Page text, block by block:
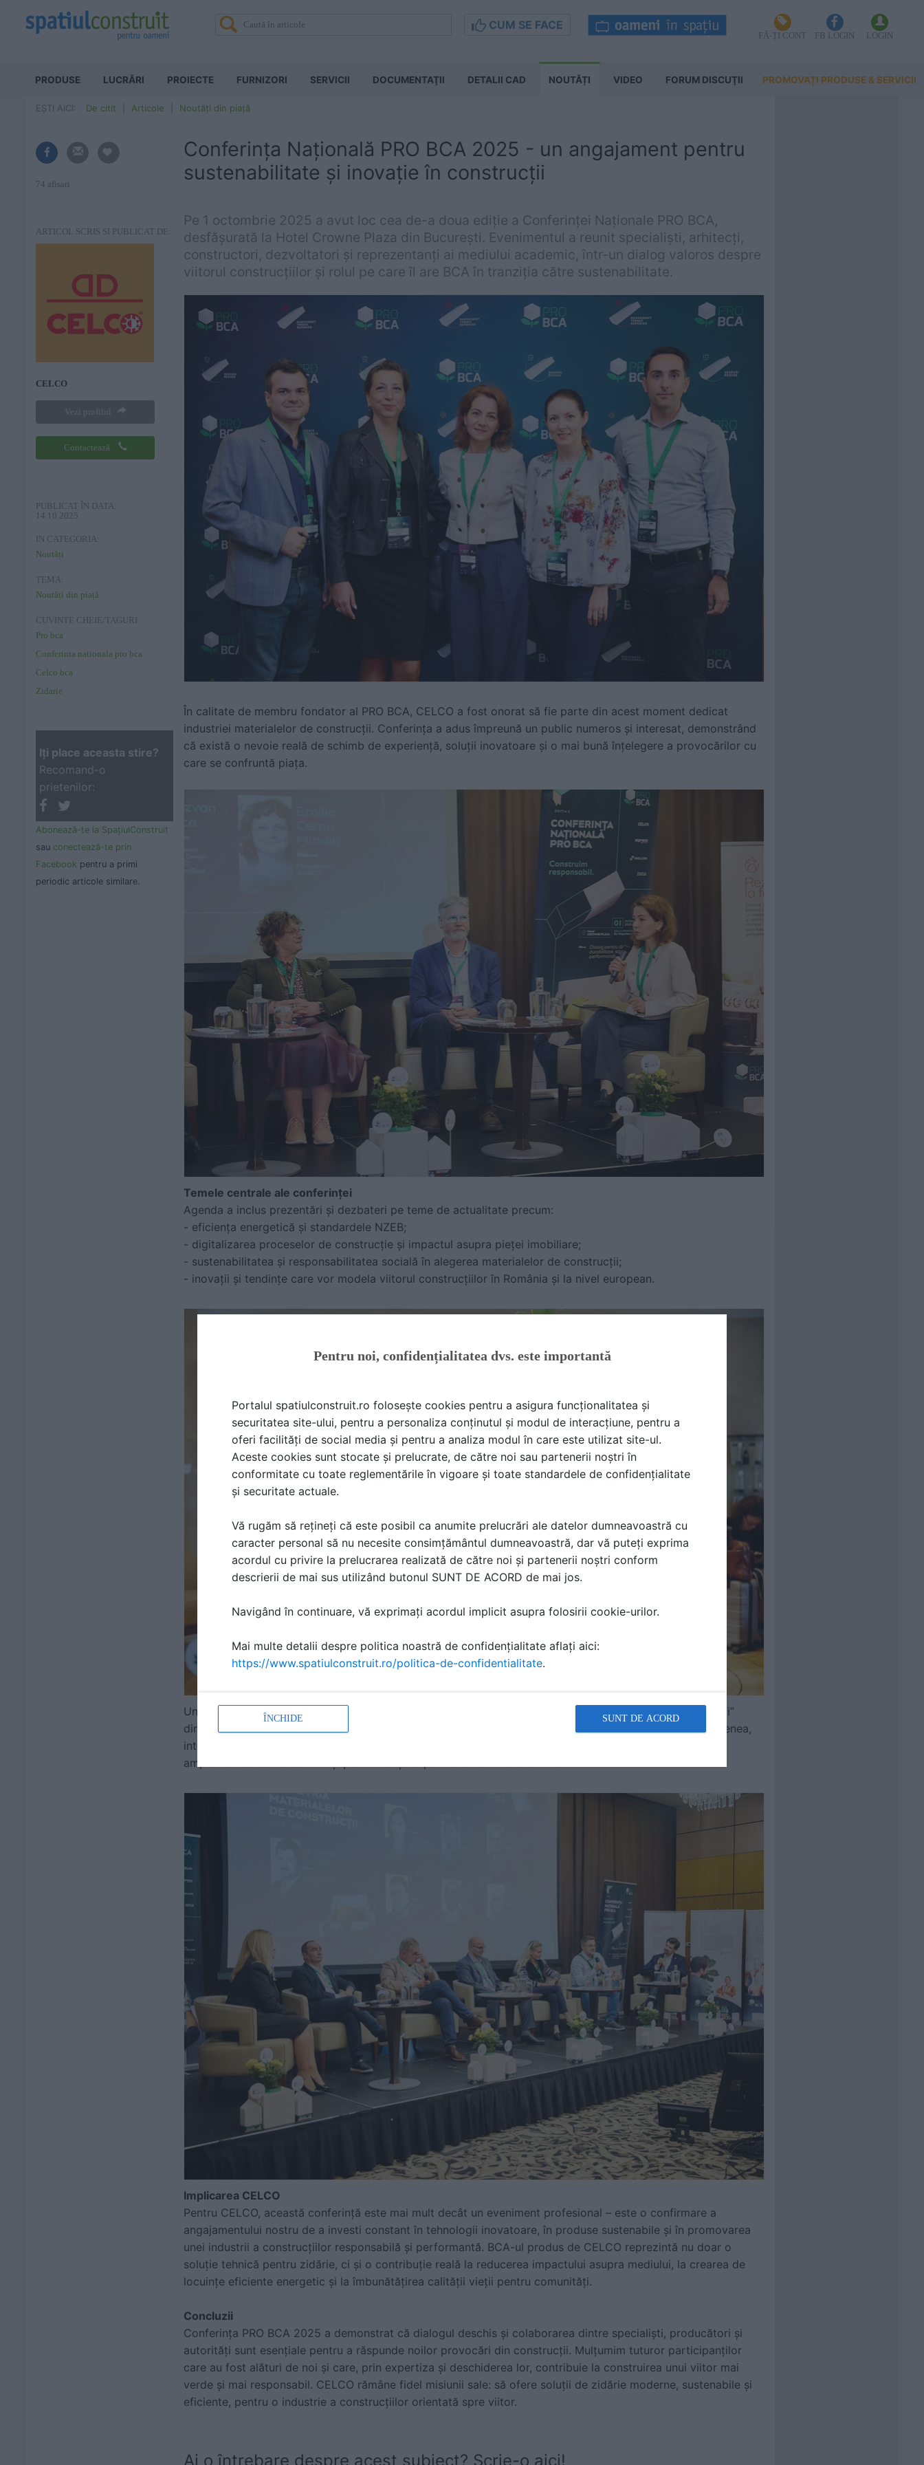
CUM SE FACE
FĂ-ȚI CONT FB LOGIN LOGIN
PRODUSE LUCRĂRI PROIECTE FURNIZORI SERVICII DOCUMENTAŢII DETALII CAD NOUTĂȚI VIDEO FORUM DISCUŢII PROMOVAȚI PRODUSE & SERVICII
EȘTI AICI: De citit Articole Noutăți din piață
74 afisari
ARTICOL SCRIS SI PUBLICAT DE:
CELCO
Vezi profilul
Contactează
PUBLICAT ÎN DATA:
14.10.2025
IN CATEGORIA:
Noutăți
TEMA:
Noutăți din piață
CUVINTE CHEIE/TAGURI:
Pro bca
Conferinta nationala pro bca
Celco bca
Zidarie
Iţi place aceasta stire?
Recomand-o
prietenilor:
Abonează-te la SpaţiulConstruit
sau conectează-te prin
Facebook pentru a primi
periodic articole similare.
Conferința Națională PRO BCA 2025 - un angajament pentru
sustenabilitate și inovație în construcții
Pe 1 octombrie 2025 a avut loc cea de-a doua ediție a Conferinței Naționale PRO BCA,
desfășurată la Hotel Crowne Plaza din București. Evenimentul a reunit specialiști, arhitecți,
constructori, dezvoltatori și reprezentanți ai mediului academic, într-un dialog valoros despre
viitorul construcțiilor și rolul pe care îl are BCA în tranziția către sustenabilitate.
În calitate de membru fondator al PRO BCA, CELCO a fost onorat să fie parte din acest moment dedicat
industriei materialelor de construcții. Conferința a adus împreună un public numeros și interesat, demonstrând
că există o nevoie reală de schimb de experiență, soluții inovatoare și o mai bună înțelegere a provocărilor cu
care se confruntă piața.
Temele centrale ale conferinței
Agenda a inclus prezentări și dezbateri pe teme de actualitate precum:
- eficiența energetică și standardele NZEB;
- digitalizarea proceselor de construcție și impactul asupra pieței imobiliare;
- sustenabilitatea și responsabilitatea socială în alegerea materialelor de construcții;
- inovații și tendințe care vor modela viitorul construcțiilor în România și la nivel european.
Un moment deosebit a fost prezentarea arhitectului Șerban Țigănaș, care a vorbit despre “cultura zidului”
dintr-o perspectivă complexă, aducând în discuție semnificații culturale, economice și istorice. De asemenea,
intervențiile academice și studiile de piață prezentate au subliniat relevanța BCA ca material modern, cu
amprentă redusă de carbon și performanțe superioare de izolare termică.
Implicarea CELCO
Pentru CELCO, această conferință este mai mult decât un eveniment profesional – este o confirmare a
angajamentului nostru de a investi constant în tehnologii inovatoare, în produse sustenabile și în promovarea
unei industrii a construcțiilor responsabilă și performantă. BCA-ul produs de CELCO reprezintă nu doar o
soluție tehnică pentru zidărie, ci și o contribuție reală la reducerea impactului asupra mediului, la crearea de
locuințe eficiente energetic și la îmbunătățirea calității vieții pentru comunități.
Concluzii
Conferința PRO BCA 2025 a demonstrat că dialogul deschis și colaborarea dintre specialiști, producători și
autorități sunt esențiale pentru a răspunde noilor provocări din construcții. Mulțumim tuturor participanților
care au fost alături de noi și care, prin expertiza și deschiderea lor, contribuie la construirea unui viitor mai
verde și mai responsabil. CELCO rămâne fidel misiunii sale: să ofere soluții de zidărie moderne, sustenabile și
eficiente, pentru o industrie a construcțiilor orientată spre viitor.
Ai o întrebare despre acest subiect? Scrie-o aici!
Pentru noi, confidențialitatea dvs. este importantă
Portalul spatiulconstruit.ro folosește cookies pentru a asigura funcționalitatea și
securitatea site-ului, pentru a personaliza conținutul și modul de interacțiune, pentru a
oferi facilități de social media și pentru a analiza modul în care este utilizat site-ul.
Aceste cookies sunt stocate și prelucrate, de către noi sau partenerii noștri în
conformitate cu toate reglementările în vigoare și toate standardele de confidențialitate
și securitate actuale.
Vă rugăm să rețineți că este posibil ca anumite prelucrări ale datelor dumneavoastră cu
caracter personal să nu necesite consimțământul dumneavoastră, dar vă puteți exprima
acordul cu privire la prelucrarea realizată de către noi și partenerii noștri conform
descrierii de mai sus utilizând butonul SUNT DE ACORD de mai jos.
Navigând în continuare, vă exprimați acordul implicit asupra folosirii cookie-urilor.
Mai multe detalii despre politica noastră de confidențialitate aflați aici:
https://www.spatiulconstruit.ro/politica-de-confidentialitate.
ÎNCHIDE SUNT DE ACORD